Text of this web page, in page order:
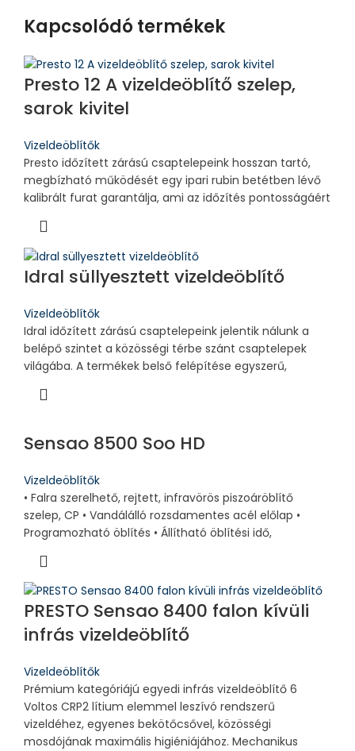
Kapcsolódó termékek
Presto 12 A vizeldeöblítő szelep,
sarok kivitel
Vizeldeöblítők
Presto időzített zárású csaptelepeink hosszan tartó,
megbízható működését egy ipari rubin betétben lévő
kalibrált furat garantálja, ami az időzítés pontosságáért
Idral süllyesztett vizeldeöblítő
Vizeldeöblítők
Idral időzített zárású csaptelepeink jelentik nálunk a
belépő szintet a közösségi térbe szánt csaptelepek
világába. A termékek belső felépítése egyszerű,
Sensao 8500 Soo HD
Vizeldeöblítők
• Falra szerelhető, rejtett, infravörös piszoáröblítő
szelep, CP • Vandálálló rozsdamentes acél előlap •
Programozható öblítés • Állítható öblítési idő,
PRESTO Sensao 8400 falon kívüli
infrás vizeldeöblítő
Vizeldeöblítők
Prémium kategóriájú egyedi infrás vizeldeöblítő 6
Voltos CRP2 lítium elemmel leszívó rendszerű
vizeldéhez, egyenes bekötőcsővel, közösségi
mosdójának maximális higiéniájához. Mechanikus